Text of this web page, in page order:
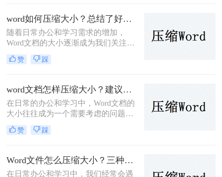
低效率。因此，学会Word怎么压缩变
得尤为重要。本文将详细介绍几种压
缩Word文件的方法，帮助您优化文件
的存储和传输。
word如何压缩大小？总结了好几种压缩方法！
随着日常办公和学习需求的增加，
Word文档的大小逐渐成为我们关注的
问题。过大的文档不仅占用了宝贵的
存储空间，还可能导致传输速度变
邮件或在线平台发送。因此，学会
word如何压缩大小变得尤为重要。本
文将介绍几种常用的Word文档压缩方
法，帮助大家轻松减小文档大小。
赞 踩
word文档怎样压缩大小？建议试试这五种方法！
在日常的办公和学习中，Word文档的
大小往往成为一个需要考虑的问题。
过大的文档不仅占用了存储空间，还
可能影响传输速度和分享便利性。因
尤为重要。本文将详细介绍几种常见
的Word文档压缩方法，帮助你轻松管
赞 踩
Word文件怎么压缩大小？三种简单的方法介绍！
在日常办公和学习中，我们经常会遇